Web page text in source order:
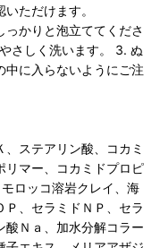
ただけます。
かりと泡立ててくださ
さしく洗います。 3. ぬ
中に入らないようにご注
ステアリン酸、コカミ
リマー、コカミドプロピ
ロッコ溶岩クレイ、海
、セラミドＮＰ、セラ
酸Ｎａ、加水分解コラー